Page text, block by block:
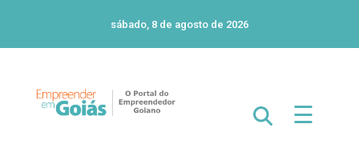
sábado, 8 de agosto de 2026
☰